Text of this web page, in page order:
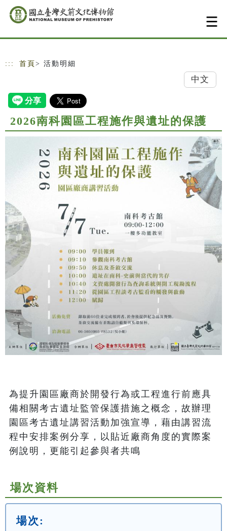
跳到主要內容
網站導覽
::: 首頁 > 活動明細
中文
2026南科園區工程施作與遺址的保護
為提升園區廠商於開發行為或工程進行前應具
備相關考古遺址監管保護措施之概念，故辦理
園區考古遺址講習活動加強宣導，藉由講習流
程中安排案例分享，以貼近廠商角度的實際案
例說明，更能引起參與者共鳴
場次資料
場次: